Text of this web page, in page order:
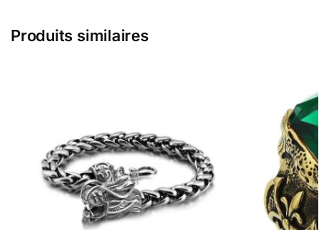
Produits similaires